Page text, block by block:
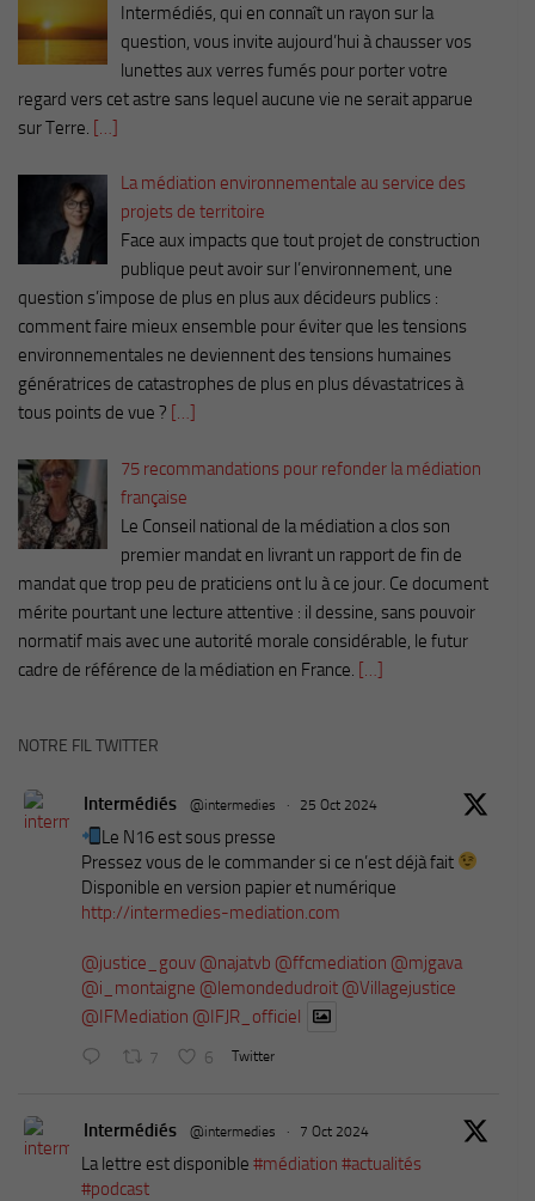
Intermédiés, qui en connaît un rayon sur la
question, vous invite aujourd’hui à chausser vos
lunettes aux verres fumés pour porter votre
regard vers cet astre sans lequel aucune vie ne serait apparue
sur Terre. […]
La médiation environnementale au service des
projets de territoire
Face aux impacts que tout projet de construction
publique peut avoir sur l’environnement, une
question s’impose de plus en plus aux décideurs publics :
comment faire mieux ensemble pour éviter que les tensions
environnementales ne deviennent des tensions humaines
génératrices de catastrophes de plus en plus dévastatrices à
tous points de vue ? […]
75 recommandations pour refonder la médiation
française
Le Conseil national de la médiation a clos son
premier mandat en livrant un rapport de fin de
mandat que trop peu de praticiens ont lu à ce jour. Ce document
mérite pourtant une lecture attentive : il dessine, sans pouvoir
normatif mais avec une autorité morale considérable, le futur
cadre de référence de la médiation en France. […]
NOTRE FIL TWITTER
Intermédiés @intermedies · 25 Oct 2024
Le N16 est sous presse
Pressez vous de le commander si ce n’est déjà fait
Disponible en version papier et numérique
http://intermedies-mediation.com
@justice_gouv @najatvb @ffcmediation @mjgava
@i_montaigne @lemondedudroit @Villagejustice
@IFMediation @IFJR_officiel
7 6 Twitter
Intermédiés @intermedies · 7 Oct 2024
La lettre est disponible #médiation #actualités
#podcast